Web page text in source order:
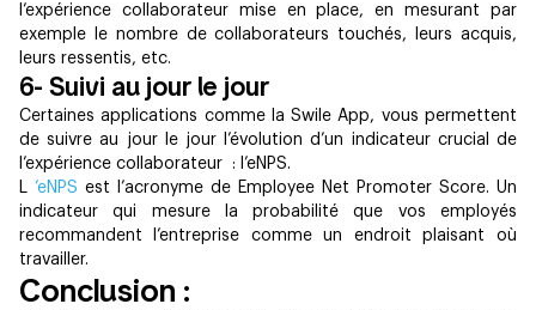
l’expérience collaborateur mise en place, en mesurant par
exemple le nombre de collaborateurs touchés, leurs acquis,
leurs ressentis, etc.
6- Suivi au jour le jour
Certaines applications comme la Swile App, vous permettent
de suivre au jour le jour l’évolution d’un indicateur crucial de
l’expérience collaborateur : l’eNPS.
’eNPS est l’acronyme de Employee Net Promoter Score. Un
indicateur qui mesure la probabilité que vos employés
recommandent l’entreprise comme un endroit plaisant où
travailler.
Conclusion :